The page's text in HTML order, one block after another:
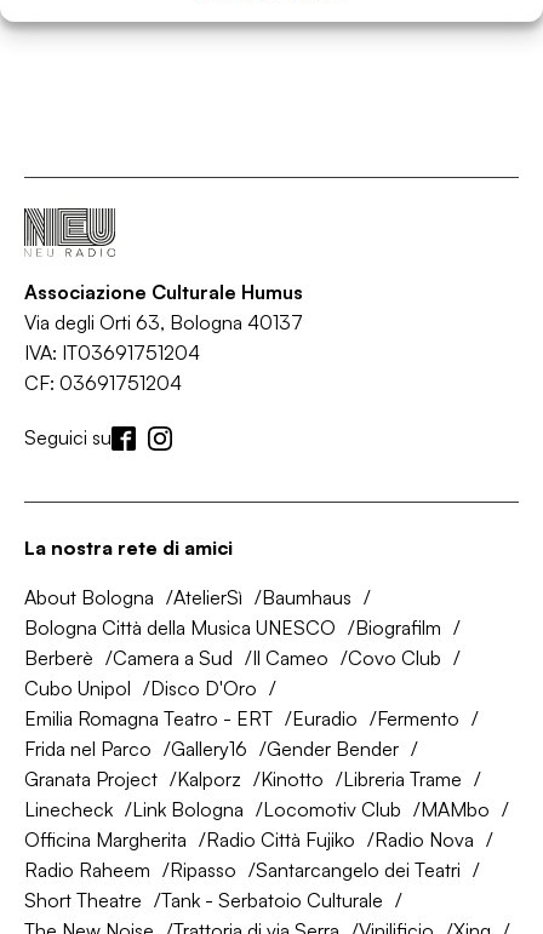
Associazione Culturale Humus
Via degli Orti 63, Bologna 40137
IVA: IT03691751204
CF: 03691751204
Seguici su
La nostra rete di amici
About Bologna AtelierSì
Baumhaus
Bologna Città della Musica UNESCO
Biografilm
Berberè
Camera a Sud Il Cameo
Covo Club
Cubo Unipol
Disco D'Oro
Emilia Romagna Teatro - ERT
Euradio
Fermento
Frida nel Parco
Gallery16
Gender Bender
Granata Project
Kalporz Kinotto
Libreria Trame
Linecheck
Link Bologna Locomotiv Club
MAMbo
Officina Margherita
Radio Città Fujiko
Radio Nova
Radio Raheem
Ripasso
Santarcangelo dei Teatri
Short Theatre
Tank - Serbatoio Culturale